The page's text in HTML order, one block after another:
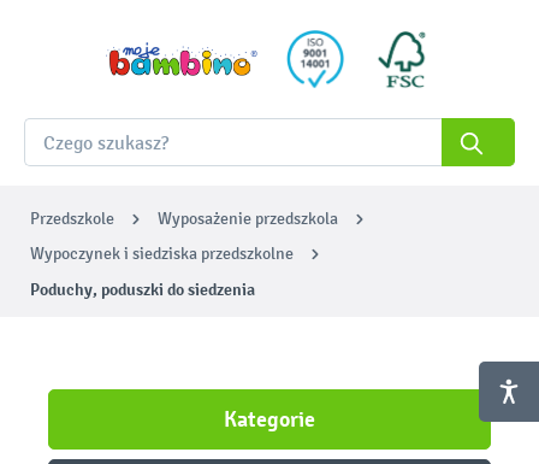
Przedszkole
Wyposażenie przedszkola
Wypoczynek i siedziska przedszkolne
Poduchy, poduszki do siedzenia
Kategorie